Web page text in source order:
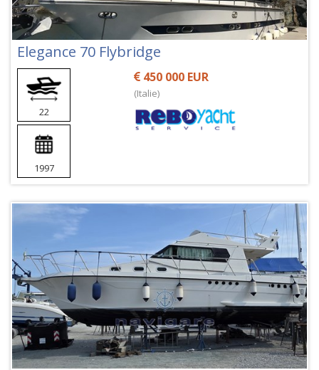
Elegance 70 Flybridge
22
1997
450 000 EUR
(Italie)